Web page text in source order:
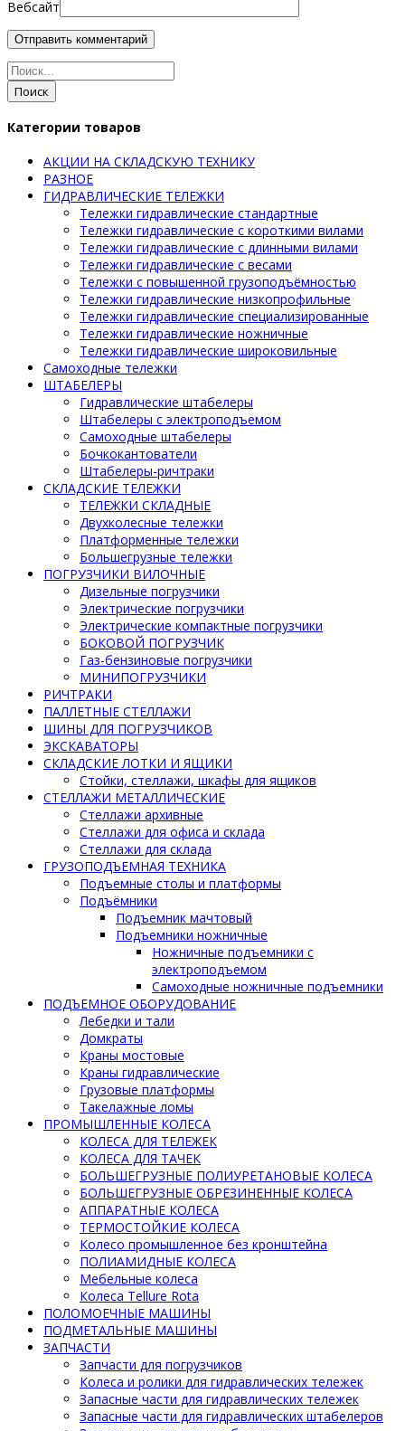
Вебсайт
Поиск
Категории товаров
АКЦИИ НА СКЛАДСКУЮ ТЕХНИКУ
РАЗНОЕ
ГИДРАВЛИЧЕСКИЕ ТЕЛЕЖКИ
Тележки гидравлические стандартные
Тележки гидравлические с короткими вилами
Тележки гидравлические с длинными вилами
Тележки гидравлические с весами
Тележки с повышенной грузоподъёмностью
Тележки гидравлические низкопрофильные
Тележки гидравлические специализированные
Тележки гидравлические ножничные
Тележки гидравлические широковильные
Самоходные тележки
ШТАБЕЛЕРЫ
Гидравлические штабелеры
Штабелеры с электроподъемом
Самоходные штабелеры
Бочкокантователи
Штабелеры-ричтраки
СКЛАДСКИЕ ТЕЛЕЖКИ
ТЕЛЕЖКИ СКЛАДНЫЕ
Двухколесные тележки
Платформенные тележки
Большегрузные тележки
ПОГРУЗЧИКИ ВИЛОЧНЫЕ
Дизельные погрузчики
Электрические погрузчики
Электрические компактные погрузчики
БОКОВОЙ ПОГРУЗЧИК
Газ-бензиновые погрузчики
МИНИПОГРУЗЧИКИ
РИЧТРАКИ
ПАЛЛЕТНЫЕ СТЕЛЛАЖИ
ШИНЫ ДЛЯ ПОГРУЗЧИКОВ
ЭКСКАВАТОРЫ
СКЛАДСКИЕ ЛОТКИ И ЯЩИКИ
Стойки, стеллажи, шкафы для ящиков
СТЕЛЛАЖИ МЕТАЛЛИЧЕСКИЕ
Стеллажи архивные
Стеллажи для офиса и склада
Стеллажи для склада
ГРУЗОПОДЪЕМНАЯ ТЕХНИКА
Подъемные столы и платформы
Подъёмники
Подъемник мачтовый
Подъемники ножничные
Ножничные подъемники с
электроподъемом
Самоходные ножничные подъемники
ПОДЪЕМНОЕ ОБОРУДОВАНИЕ
Лебедки и тали
Домкраты
Краны мостовые
Краны гидравлические
Грузовые платформы
Такелажные ломы
ПРОМЫШЛЕННЫЕ КОЛЕСА
КОЛЕСА ДЛЯ ТЕЛЕЖЕК
КОЛЕСА ДЛЯ ТАЧЕК
БОЛЬШЕГРУЗНЫЕ ПОЛИУРЕТАНОВЫЕ КОЛЕСА
БОЛЬШЕГРУЗНЫЕ ОБРЕЗИНЕННЫЕ КОЛЕСА
АППАРАТНЫЕ КОЛЕСА
ТЕРМОСТОЙКИЕ КОЛЕСА
Колесо промышленное без кронштейна
ПОЛИАМИДНЫЕ КОЛЕСА
Мебельные колеса
Колеса Tellure Rota
ПОЛОМОЕЧНЫЕ МАШИНЫ
ПОДМЕТАЛЬНЫЕ МАШИНЫ
ЗАПЧАСТИ
Запчасти для погрузчиков
Колеса и ролики для гидравлических тележек
Запасные части для гидравлических тележек
Запасные части для гидравлических штабелеров